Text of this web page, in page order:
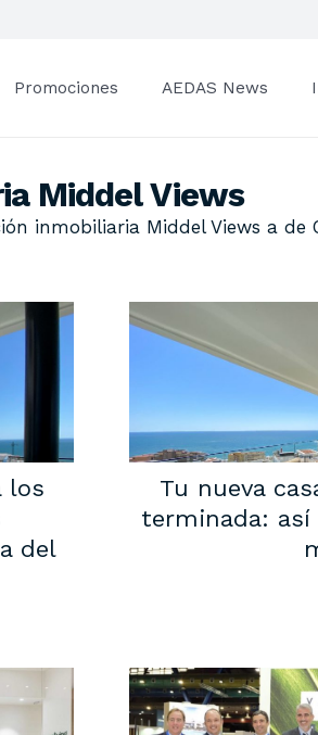
Promociones AEDAS News
Middel Views
inmobiliaria Middel Views a
los
del
Tu nueva
terminada: